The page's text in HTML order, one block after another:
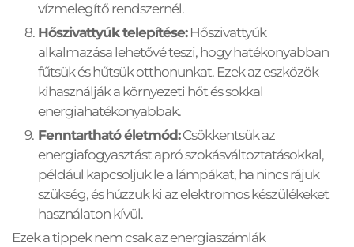
vízmelegítő rendszernél.
Hőszivattyúk telepítése: Hőszivattyúk
alkalmazása lehetővé teszi, hogy hatékonyabban
fűtsük és hűtsük otthonunkat. Ezek az eszközök
kihasználják a környezeti hőt és sokkal
energiahatékonyabbak.
Fenntartható életmód: Csökkentsük az
energiafogyasztást apró szokásváltoztatásokkal,
például kapcsoljuk le a lámpákat, ha nincs rájuk
szükség, és húzzuk ki az elektromos készülékeket
használaton kívül.
Ezek a tippek nem csak az energiaszámlák